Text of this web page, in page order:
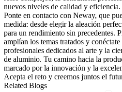
nuevos niveles de calidad y eficiencia.
Ponte en contacto con Neway, que
medida: desde elegir la aleación
para un rendimiento sin precedentes.
amplían los temas tratados y
profesionales dedicados al arte y la
de aluminio. Tu camino hacia la
marcado por la innovación y la
Acepta el reto y creemos juntos el
Related Blogs